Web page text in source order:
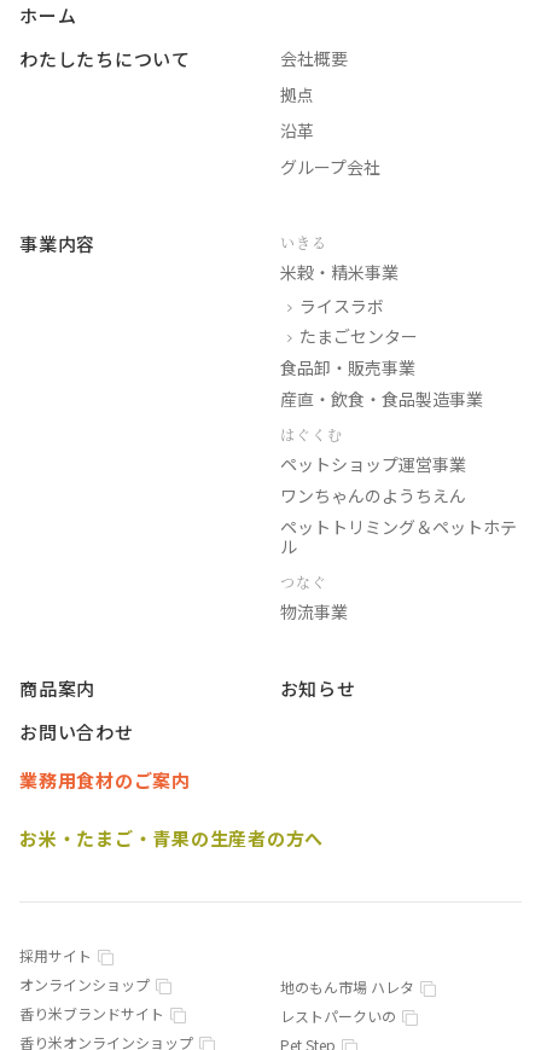
ホーム
わたしたちについて
会社概要
拠点
沿革
グループ会社
事業内容 いきる
米穀・精米事業
ライスラボ
たまごセンター
食品卸・販売事業
産直・飲食・食品製造事業
はぐくむ
ペットショップ運営事業
ワンちゃんのようちえん
ペットトリミング＆ペットホテ
ル
つなぐ
物流事業
商品案内
お知らせ
お問い合わせ
業務用食材のご案内
お米・たまご・青果の生産者の方へ
採用サイト
オンラインショップ
香り米ブランドサイト
香り米オンラインショップ
地のもん市場 ハレタ
レストパークいの
Pet Step